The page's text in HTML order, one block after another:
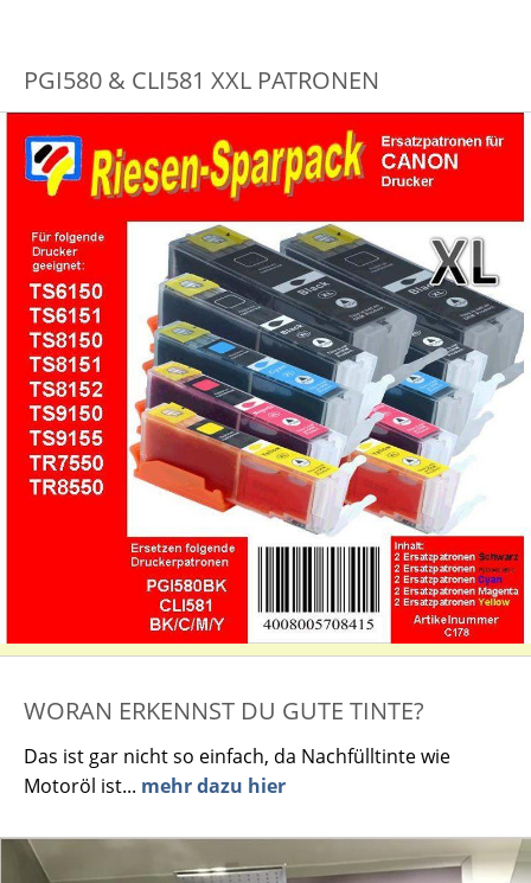
PGI580 & CLI581 XXL PATRONEN
WORAN ERKENNST DU GUTE TINTE?
Das ist gar nicht so einfach, da Nachfülltinte wie
Motoröl ist... mehr dazu hier